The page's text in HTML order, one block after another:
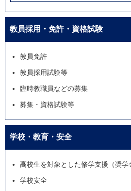
教員採用・免許・資格試験
教員免許
教員採用試験等
臨時教職員などの募集
募集・資格試験等
学校・教育・安全
高校生を対象とした修学支援（奨学
学校安全